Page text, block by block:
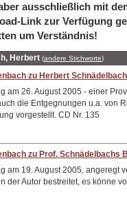
ausschließlich mit
Link zur Verfügung
um Verständnis!
Herbert(andere Stichworte)
zu Herbert
am 26. August 2005 - einer
die Entgegnungen u.a. von
vorgestellt. CD Nr. 135
zu Prof. Schnädelbachs
am 19. August 2005,
der Autor bestreitet, es könne